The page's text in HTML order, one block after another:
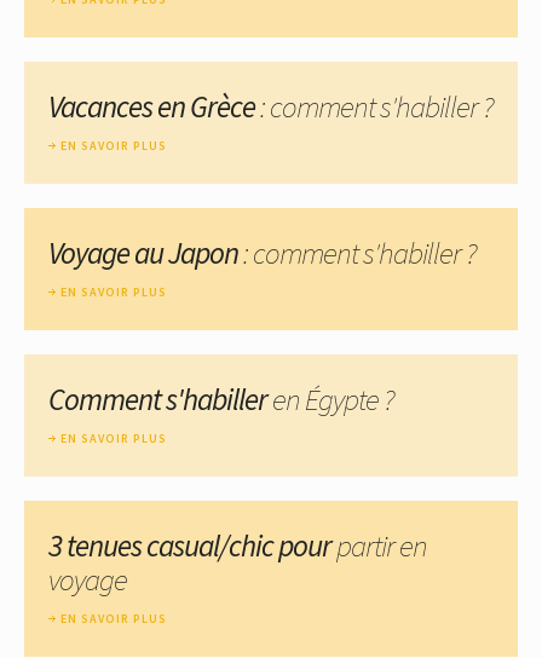
Vacances en Grèce: comment s'habiller ?
EN SAVOIR PLUS
Voyage au Japon: comment s'habiller ?
EN SAVOIR PLUS
Comment s'habilleren Égypte ?
EN SAVOIR PLUS
3 tenues casual/chic pourpartir en
voyage
EN SAVOIR PLUS